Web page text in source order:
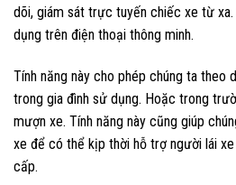
dõi, giám sát trực tuyến chiếc xe từ
dụng trên điện thoại thông minh.
Tính năng này cho phép chúng ta theo
trong gia đình sử dụng. Hoặc trong
mượn xe. Tính năng này cũng giúp
xe để có thể kịp thời hỗ trợ người lái
cấp.